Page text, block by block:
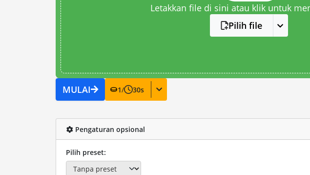
Letakkan file di sini atau klik untuk
Pilih file
MULAI 1/ 30s
Pengaturan opsional
Pilih preset: